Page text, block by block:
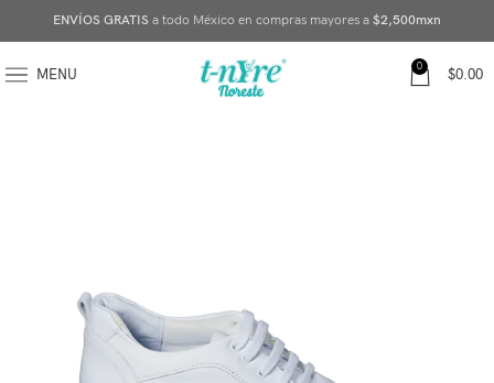
ENVÍOS GRATIS a todo México en compras mayores a $2,500mxn
MENU 0 $0.00